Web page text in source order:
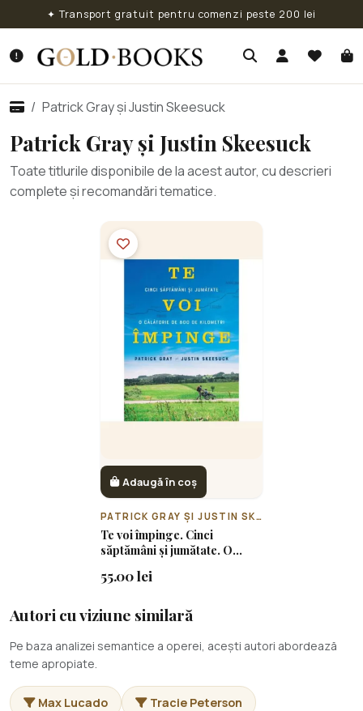
✦ Transport gratuit pentru comenzi peste 200 lei
Patrick Gray și Justin Skeesuck
Patrick Gray și Justin Skeesuck
Toate titlurile disponibile de la acest autor, cu descrieri
complete și recomandări tematice.
Adaugă în coș
PATRICK GRAY ȘI JUSTIN SKEESUCK
Te voi împinge. Cinci
săptămâni și jumătate. O
55.00 lei
Autori cu viziune similară
Pe baza analizei semantice a operei, acești autori abordează
teme apropiate.
Max Lucado Tracie Peterson